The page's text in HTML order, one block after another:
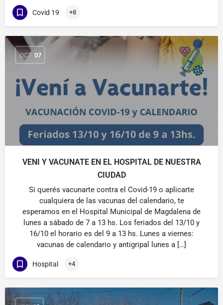
Covid 19 +8
OCT 07
VENI Y VACUNATE EN EL HOSPITAL DE NUESTRA
CIUDAD
Si querés vacunarte contra el Covid-19 o aplicarte
cualquiera de las vacunas del calendario, te
esperamos en el Hospital Municipal de Magdalena de
lunes a sábado de 7 a 13 hs. Los feriados del 13/10 y
16/10 el horario es del 9 a 13 hs. Lunes a viernes:
vacunas de calendario y antigripal lunes a […]
Hospital +4